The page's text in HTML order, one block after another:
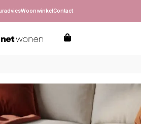
WoonwinkelContact